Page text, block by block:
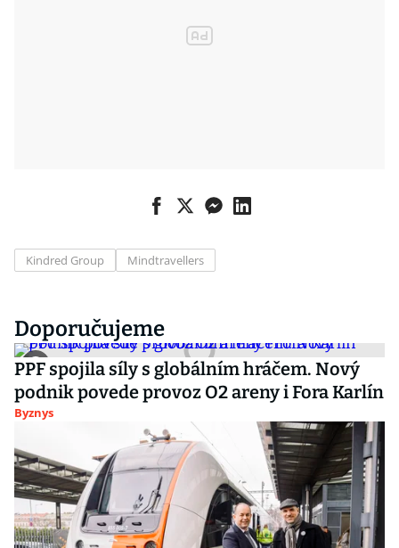
Kindred Group Mindtravellers
Doporučujeme
PPF spojila síly s globálním hráčem. Nový
podnik povede provoz O2 areny i Fora Karlín
Byznys